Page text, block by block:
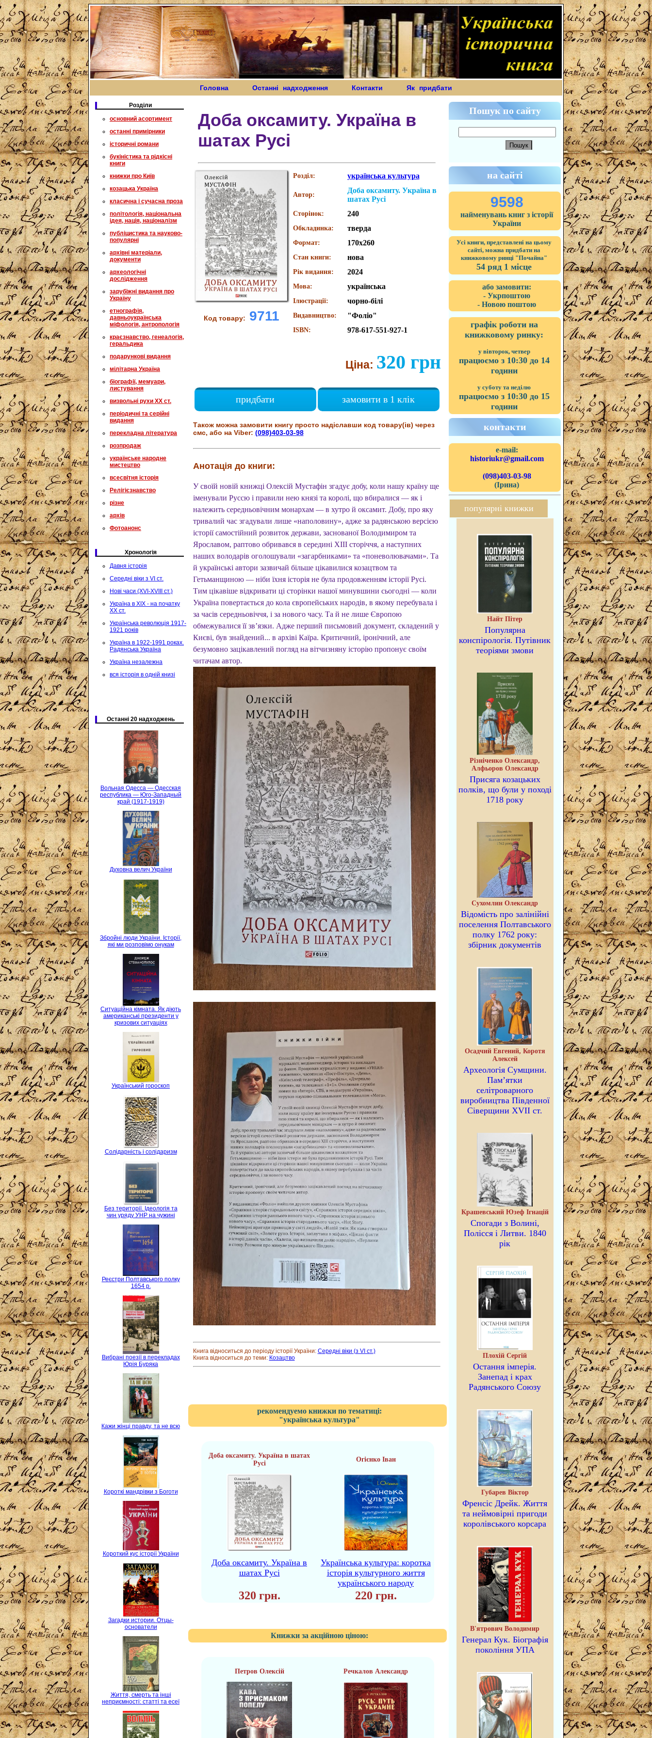
Головна Останні надходження Контакти Як придбати
Розділи
основний асортимент
останні примірники
історичні романи
букіністика та рідкісні
книги
книжки про Київ
козацька Україна
класична і сучасна проза
політологія, національна
ідея, нація, націоналізм
публіцистика та науково-
популярні
архівні матеріали,
документи
археологічні
дослідження
зарубіжні видання про
Україну
етнографія,
давньоукраїнська
міфологія, антропологія
краєзнавство, генеалогія,
геральдика
подарункові видання
мілітарна Україна
біографії, мемуари,
листування
визвольні рухи XX ст.
періодичні та серійні
видання
перекладна література
розпродаж
українське народне
мистецтво
всесвітня історія
Релігієзнавство
різне
архів
Фотоанонс
Хронологія
Давня історія
Середні віки з VI ст.
Нові часи (XVI-XVIII ст.)
Україна в XIX - на початку
XX ст.
Українська революція 1917-
1921 років
Україна в 1922-1991 роках.
Радянська Україна
Україна незалежна
вся історія в одній книзі
Останні 20 надходжень
Вольная Одесса — Одесская
республика — Юго-Западный
край (1917-1919)
Духовна велич України
Збройні люди України. Історії,
які ми розповімо онукам
Ситуаційна кімната. Як діють
американські президенти у
кризових ситуаціях
Український гороскоп
Солідарність і солідаризм
Без території. Ідеологія та
чин уряду УНР на чужині
Реєстри Полтавського полку
1654 р.
Вибрані поезії в перекладах
Юрія Буряка
Кажи жінці правду, та не всю
Короткі мандрівки з Боготи
Короткий кус історії України
Загадки истории. Отцы-
основатели
Життя, смерть та інші
неприємності: статті та есеї
Доба оксамиту. Україна в
шатах Русі
Код товару: 9711
Розділ: українська культура
Автор:
Доба оксамиту. Україна в
шатах Русі
Сторінок: 240
Обкладинка: тверда
Формат: 170х260
Стан книги: нова
Рік видання: 2024
Мова: українська
Ілюстрації: чорно-білі
Видавництво: "Фоліо"
ISBN: 978-617-551-927-1
Ціна: 320 грн
придбати замовити в 1 клік
Також можна замовити книгу просто надіславши код товару(ів) через
смс, або на Viber: (098)403-03-98
Анотація до книги:
У своїй новій книжці Олексій Мустафін згадує добу, коли нашу країну ще
іменували Руссю і правили нею князі та королі, що вбиралися — як і
належить середньовічним монархам — в хутро й оксамит. Добу, про яку
тривалий час згадували лише «наполовину», адже за радянською версією
історії самостійний розвиток держави, заснованої Володимиром та
Ярославом, раптово обривався в середині XIII сторіччя, а наступних
наших володарів оголошували «загарбниками» та «поневолювачами». Та
й українські автори зазвичай більше цікавилися козацтвом та
Гетьманщиною — ніби їхня історія не була продовженням історії Русі.
Тим цікавіше відкривати ці сторінки нашої минувшини сьогодні — коли
Україна повертається до кола європейських народів, в якому перебувала і
за часів середньовіччя, і за нового часу. Та й не лише Європою
обмежувалися її зв’язки. Адже перший письмовий документ, складений у
Києві, був знайдений... в архіві Каїра. Критичний, іронічний, але
безумовно зацікавлений погляд на вітчизняну історію пропонує своїм
читачам автор.
Книга відноситься до періоду історії України: Середні віки (з VI ст.)
Книга відноситься до теми: Козацтво
рекомендуемо книжки по тематиці:
"українська культура"
Доба оксамиту. Україна в шатах
Русі
Огієнко Іван
Доба оксамиту. Україна в
шатах Русі
Українська культура: коротка
історія культурного життя
українського народу
320 грн. 220 грн.
Книжки за акційною ціною:
Петров Олексій Речкалов Александр
Пошук по сайту
на сайті
9598
найменувань книг з історії
України
Усі книги, представлені на цьому
сайті, можна придбати на
книжковому ринці "Почайна"
54 ряд 1 місце
або замовити:
- Укрпоштою
- Новою поштою
графік роботи на
книжковому ринку:
у вівторок, четвер
працюємо з 10:30 до 14
години
у суботу та неділю
працюємо з 10:30 до 15
години
контакти
e-mail:
historiukr@gmail.com
(098)403-03-98
(Ірина)
популярні книжки
Найт Пітер
Популярна
конспірологія. Путівник
теоріями змови
Різніченко Олександр,
Алфьоров Олександр
Присяга козацьких
полків, що були у поході
1718 року
Сухомлин Олександр
Відомість про залінійні
поселення Полтавського
полку 1762 року:
збірник документів
Осадчий Евгений, Коротя
Алексей
Археологія Сумщини.
Пам’ятки
селітроварного
виробництва Південної
Сіверщини XVII ст.
Крашевський Юзеф Ігнацій
Спогади з Волині,
Полісся і Литви. 1840
рік
Плохій Сергій
Остання імперія.
Занепад і крах
Радянського Союзу
Губарев Віктор
Френсіс Дрейк. Життя
та неймовірні пригоди
королівського корсара
В'ятрович Володимир
Генерал Кук. Біографія
покоління УПА